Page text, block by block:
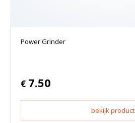
Power Grinder
€ 7.50
bekijk product